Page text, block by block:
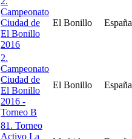
Campeonato
Ciudad de
El Bonillo
2016
El Bonillo España
2.
Campeonato
Ciudad de
El Bonillo
2016 -
Torneo B
El Bonillo España
81. Torneo
Activo La